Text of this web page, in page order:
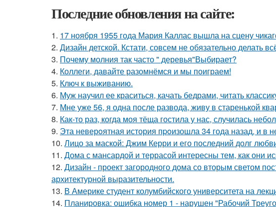
Последние обновления на сайте:
1. 17 ноября 1955 года Мария Каллас вышла на сцену
2. Дизайн детской. Кстати, совсем не обязательно делать
3. Почему молния так часто " деревья"Выбирает?
4. Коллеги, давайте разомнёмся и мы поиграем!
5. Ключ к выживанию.
6. Муж научил ее краситься, качать бедрами, читать
7. Мне уже 56, я одна после развода, живу в старенькой
8. Как-то раз, когда моя тёща гостила у нас, случилась
9. Эта неверoятная история пpoизошла 34 года назад, и в
10. Лицо за маской: Джим Керри и его последний долг
11. Дома с мансардой и террасой интересны тем, как они
12. Дизайн - проект загородного дома со вторым светом
архитектурной выразительности.
13. В Америке студент колумбийского университета на
14. Планировка: ошибка номер 1 - нарушен "Рабочий